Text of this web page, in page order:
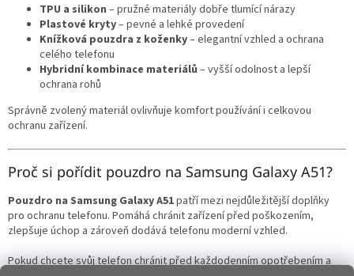
TPU a silikon – pružné materiály dobře tlumící nárazy
Plastové kryty– pevné a lehké provedení
Knížková pouzdra z koženky– elegantní vzhled a ochrana
celého telefonu
Hybridní kombinace materiálů – vyšší odolnost a lepší
ochrana rohů
Správně zvolený materiál ovlivňuje komfort používání i celkovou
ochranu zařízení.
Proč si pořídit pouzdro na Samsung Galaxy A51?
Pouzdro na Samsung Galaxy A51patří mezi nejdůležitější doplňky
pro ochranu telefonu. Pomáhá chránit zařízení před poškozením,
zlepšuje úchop a zároveň dodává telefonu moderní vzhled.
Pokud chcete svůj telefon chránit před každodenním opotřebením a